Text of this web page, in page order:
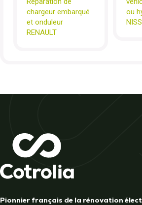
chargeur embarqué
et onduleur
RENAULT
ou
Pionnier français de la rénovation